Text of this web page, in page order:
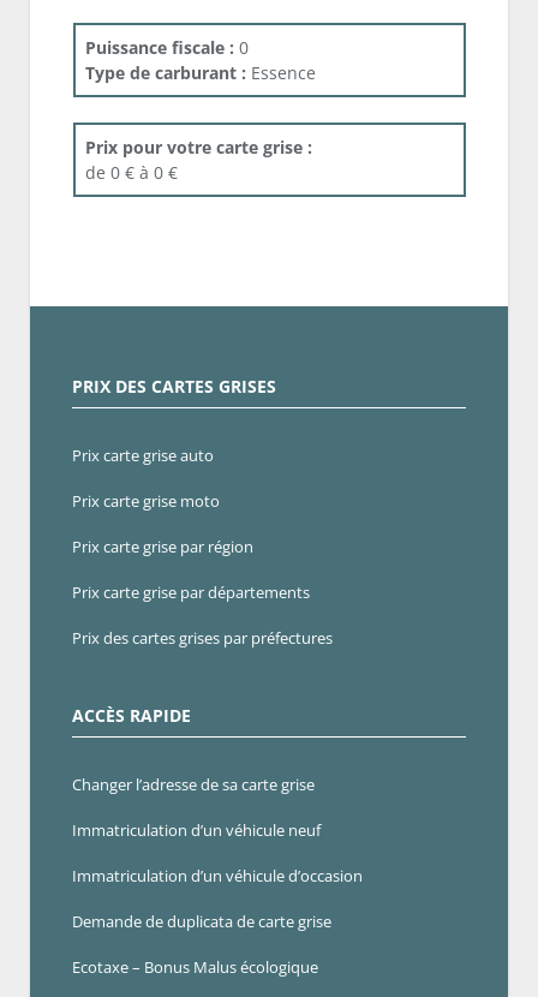
Puissance fiscale : 0
Type de carburant : Essence
Prix pour votre carte grise :
de 0 € à 0 €
PRIX DES CARTES GRISES
Prix carte grise auto
Prix carte grise moto
Prix carte grise par région
Prix carte grise par départements
Prix des cartes grises par préfectures
ACCÈS RAPIDE
Changer l’adresse de sa carte grise
Immatriculation d’un véhicule neuf
Immatriculation d’un véhicule d’occasion
Demande de duplicata de carte grise
Ecotaxe – Bonus Malus écologique